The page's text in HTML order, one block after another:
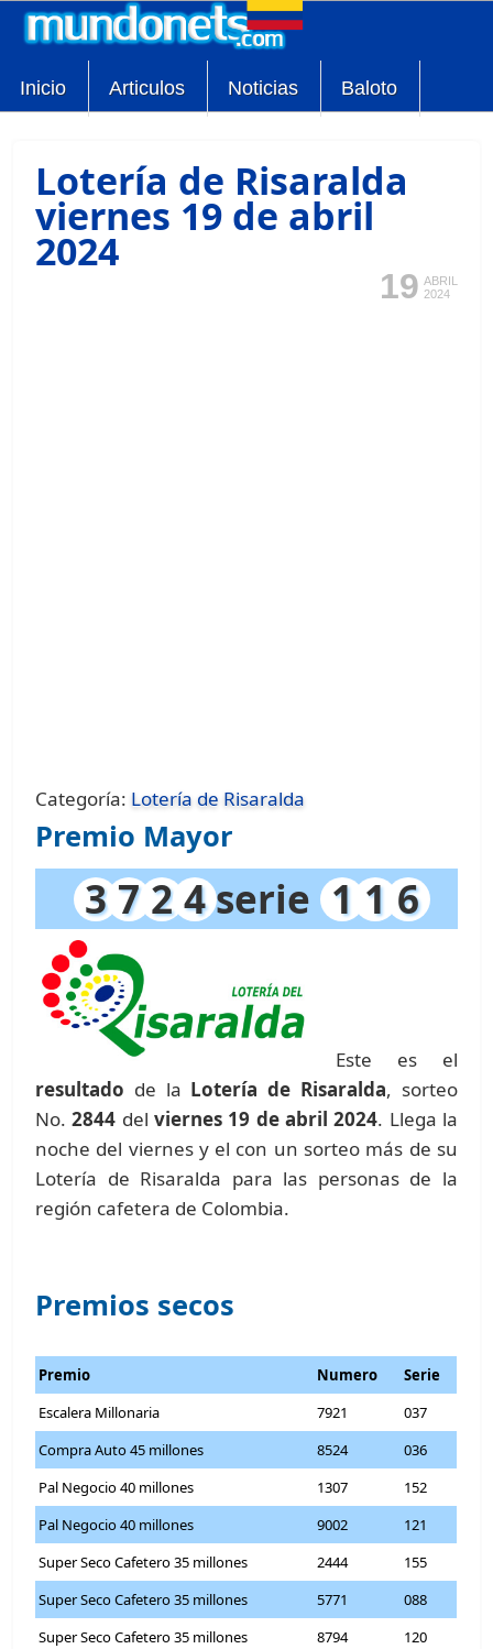
Inicio Articulos Noticias Baloto
Lotería de Risaralda
viernes 19 de abril
2024
19 ABRIL
2024
Categoría: Lotería de Risaralda
Premio Mayor
3 7 2 4serie 1 1 6
Este es el
resultado de la Lotería de Risaralda, sorteo
No.2844 delviernes 19 de abril 2024. Llega la
noche del viernes y el con un sorteo más de su
Lotería de Risaralda para las personas de la
región cafetera de Colombia.
Premios secos
Premio Numero
Serie
Escalera Millonaria
7921
037
Compra Auto 45 millones
8524
036
Pal Negocio 40 millones
1307
152
Pal Negocio 40 millones
9002
121
Super Seco Cafetero 35 millones
2444
155
Super Seco Cafetero 35 millones
5771
088
Super Seco Cafetero 35 millones
8794
120